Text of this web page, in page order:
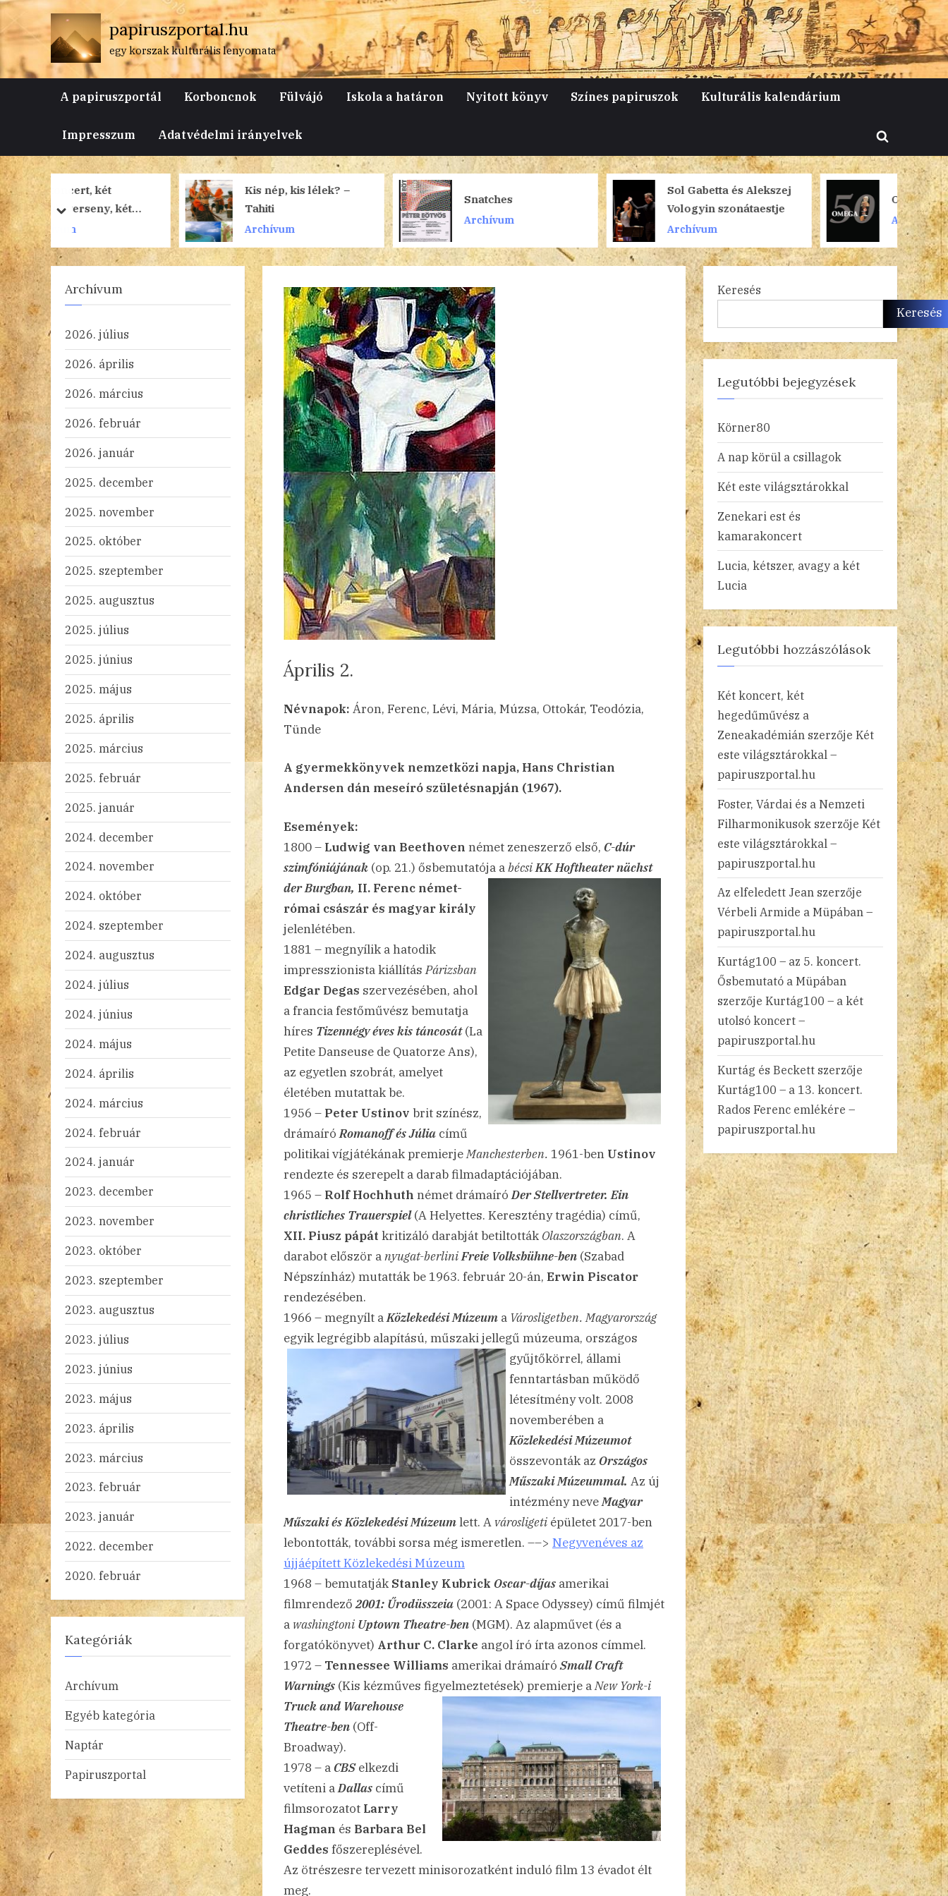
Skip
to
content
papiruszportal.hu
egy korszak kulturális lenyomata
A papiruszportál Korboncnok Fülvájó Iskola a határon Nyitott könyv Színes papiruszok Kulturális kalendárium
Impresszum Adatvédelmi irányelvek
Toggle
search
form
Kis nép, kis lélek? –
Tahiti
Archívum
Snatches
Archívum
Sol Gabetta és Alekszej
Vologyin szonátaestje
Archívum
Omega 50
Archívum
prev
next
Április 2.
2023.04.02.
Nincs hozzászólás
Névnapok: Áron, Ferenc, Lévi, Mária, Múzsa, Ottokár, Teodózia,
Tünde
A gyermekkönyvek nemzetközi napja, Hans Christian
Andersen dán meseíró születésnapján (1967).
Események:
1800 – Ludwig van Beethoven német zeneszerző első, C-dúr
szimfóniájának (op. 21.) ősbemutatója abécsiKK Hoftheaternächst
der Burgban, II. Ferenc német-
római császár és magyar király
jelenlétében.
1881 – megnyílik a hatodik
impresszionista kiállításPárizsban
Edgar Degas szervezésében, ahol
a francia festőművész bemutatja
híres Tizennégy éves kis táncosát(La
Petite Danseuse de Quatorze Ans),
az egyetlen szobrát, amelyet
életében mutattak be.
1956 – Peter Ustinov brit színész,
drámaíróRomanoff és Júlia című
politikai vígjátékának premierjeManchesterben. 1961-ben Ustinov
rendezte és szerepelt a darab filmadaptációjában.
1965 – Rolf Hochhuth német drámaíróDer Stellvertreter. Ein
christliches Trauerspiel(A Helyettes. Keresztény tragédia) című,
XII. Piusz pápát kritizáló darabját betiltották Olaszországban. A
darabot először anyugat-berliniFreie Volksbühne-ben (Szabad
Népszínház) mutatták be 1963. február 20-án, Erwin Piscator
rendezésében.
1966 – megnyílt aKözlekedési Múzeum a Városligetben. Magyarország
egyik legrégibb alapítású, műszaki jellegű múzeuma, országos
gyűjtőkörrel, állami
fenntartásban működő
létesítmény volt. 2008
novemberében a
Közlekedési Múzeumot
összevonták az Országos
Műszaki Múzeummal. Az új
intézmény neveMagyar
Műszaki és Közlekedési Múzeumlett. A városligeti épületet 2017-ben
lebontották, további sorsa még ismeretlen. ––> Negyvenéves az
újjáépített Közlekedési Múzeum
1968 – bemutatják Stanley Kubrick Oscar-díjas amerikai
filmrendező2001: Űrodüsszeia (2001: A Space Odyssey) című filmjét
a washingtoni Uptown Theatre-ben (MGM). Az alapművet (és a
forgatókönyvet) Arthur C. Clarke angol író írta azonos címmel.
1972 – Tennessee Williams amerikai drámaíróSmall Craft
Warnings (Kis kézműves figyelmeztetések) premierje aNew York-i
Truck and Warehouse
Theatre-ben (Off-
Broadway).
1978 – aCBSelkezdi
vetíteni aDallas című
filmsorozatot Larry
Hagman és Barbara Bel
Geddes főszereplésével.
Az ötrészesre tervezett minisorozatként induló film 13 évadot élt
meg.
Archívum
2026. július
2026. április
2026. március
2026. február
2026. január
2025. december
2025. november
2025. október
2025. szeptember
2025. augusztus
2025. július
2025. június
2025. május
2025. április
2025. március
2025. február
2025. január
2024. december
2024. november
2024. október
2024. szeptember
2024. augusztus
2024. július
2024. június
2024. május
2024. április
2024. március
2024. február
2024. január
2023. december
2023. november
2023. október
2023. szeptember
2023. augusztus
2023. július
2023. június
2023. május
2023. április
2023. március
2023. február
2023. január
2022. december
2020. február
Kategóriák
Archívum
Egyéb kategória
Naptár
Papiruszportal
Keresés
Keresés
Legutóbbi bejegyzések
Körner80
A nap körül a csillagok
Két este világsztárokkal
Zenekari est és
kamarakoncert
Lucia, kétszer, avagy a két
Lucia
Legutóbbi hozzászólások
Két koncert, két
hegedűművész a
Zeneakadémián szerzője Két
este világsztárokkal –
papiruszportal.hu
Foster, Várdai és a Nemzeti
Filharmonikusok szerzője Két
este világsztárokkal –
papiruszportal.hu
Az elfeledett Jean szerzője
Vérbeli Armide a Müpában –
papiruszportal.hu
Kurtág100 – az 5. koncert.
Ősbemutató a Müpában
szerzője Kurtág100 – a két
utolsó koncert –
papiruszportal.hu
Kurtág és Beckett szerzője
Kurtág100 – a 13. koncert.
Rados Ferenc emlékére –
papiruszportal.hu